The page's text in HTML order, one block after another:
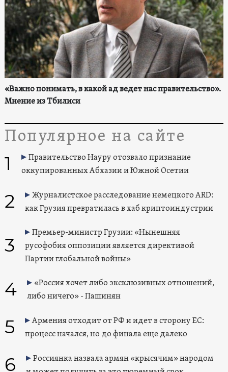
«Важно понимать, в какой ад ведет нас правительство».
Мнение из Тбилиси
Популярное на сайте
1
Правительство Науру отозвало признание
оккупированных Абхазии и Южной Осетии
2
Журналистское расследование немецкого ARD:
как Грузия превратилась в хаб криптоиндустрии
3
Премьер-министр Грузии: «Нынешняя
русофобия оппозиции является директивой
Партии глобальной войны»
4
«Россия хочет либо эксклюзивных отношений,
либо ничего» - Пашинян
5
Армения отходит от РФ и идет в сторону ЕС:
процесс начался, но до финала еще далеко
6
Россиянка назвала армян «крысячим» народом